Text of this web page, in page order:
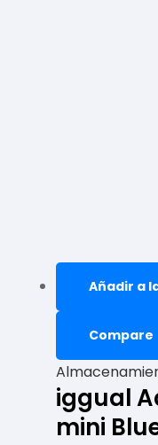
Añadir a
Compare
iggual
mini